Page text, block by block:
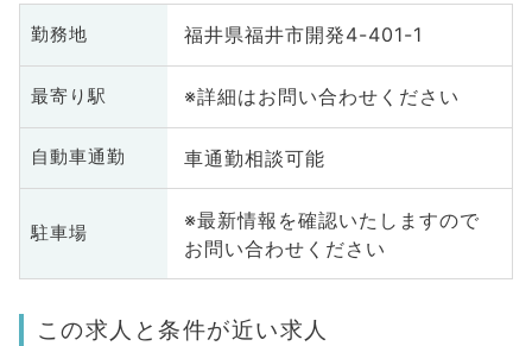
勤務地 福井県福井市開発4-401-1
最寄り駅 ※詳細はお問い合わせください
自動車通勤 車通勤相談可能
駐車場
※最新情報を確認いたしますので
お問い合わせください
この求人と条件が近い求人